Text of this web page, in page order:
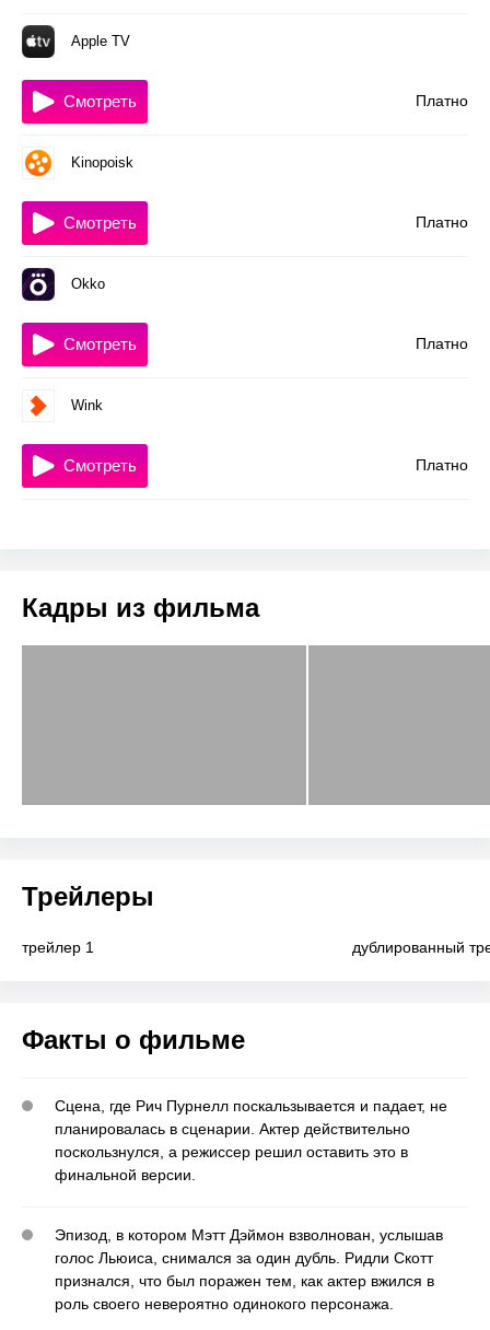
Apple TV
Платно
Смотреть
Kinopoisk
Платно
Смотреть
Okko
Платно
Смотреть
Wink
Платно
Смотреть
Кадры из фильма
Трейлеры
трейлер 1 дублированный
Факты о фильме
Сцена, где Рич Пурнелл поскальзывается и падает, не
планировалась в сценарии. Актер действительно
поскользнулся, а режиссер решил оставить это в
финальной версии.
Эпизод, в котором Мэтт Дэймон взволнован, услышав
голос Льюиса, снимался за один дубль. Ридли Скотт
признался, что был поражен тем, как актер вжился в
роль своего невероятно одинокого персонажа.